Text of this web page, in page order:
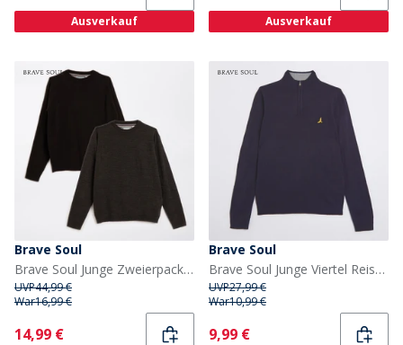
Ausverkauf Ausverkauf
Brave Soul
Brave Soul Junge Zweierpack Pullover Multi
UVP44,99 €
War16,99 €
Current
14,99 €
Brave Soul
Brave Soul Junge Viertel Reissverschluss Pullover Marineblau
UVP27,99 €
War10,99 €
Current
9,99 €